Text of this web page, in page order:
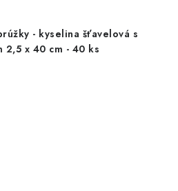
- kyselina šťavelová s
2,5 x 40 cm - 40 ks